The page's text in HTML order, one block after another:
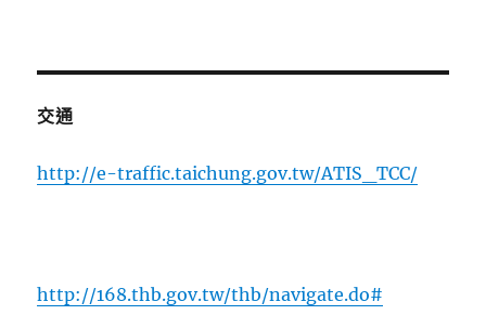
交通
http://e-traffic.taichung.gov.tw/ATIS_TCC/
http://168.thb.gov.tw/thb/navigate.do#